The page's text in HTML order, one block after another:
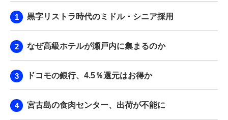
BPaaS JOURNAL
黒字リストラ時代のミドル・シニア採用
なぜ高級ホテルが瀬戸内に集まるのか
ドコモの銀行、4.5％還元はお得か
宮古島の食肉センター、出荷が不能に